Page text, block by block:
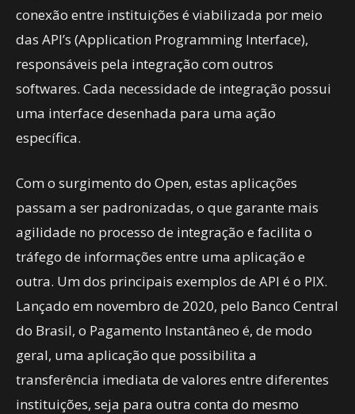
conexão entre instituições é viabilizada por meio
das API’s (Application Programming Interface),
responsáveis pela integração com outros
softwares. Cada necessidade de integração possui
uma interface desenhada para uma ação
específica.
Com o surgimento do Open, estas aplicações
passam a ser padronizadas, o que garante mais
agilidade no processo de integração e facilita o
tráfego de informações entre uma aplicação e
outra. Um dos principais exemplos de API é o PIX.
Lançado em novembro de 2020, pelo Banco Central
do Brasil, o Pagamento Instantâneo é, de modo
geral, uma aplicação que possibilita a
transferência imediata de valores entre diferentes
instituições, seja para outra conta do mesmo